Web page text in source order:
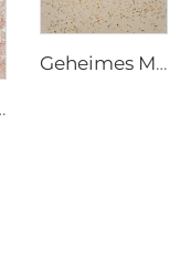
Kalksteinscheibe
Geheimes Muschelreich Natürliche Einzigartige Merkmale Kalksteinscheibe